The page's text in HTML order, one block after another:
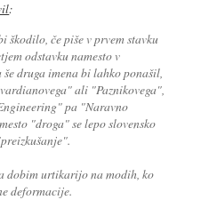
:
škodilo, če piše v prvem stavku
odstavku namesto v
druga imena bi lahko ponašil,
ali "Paznikovega",
pa "Naravno
"droga" se lepo slovensko
dobim urtikarijo na modih, ko
deformacije.